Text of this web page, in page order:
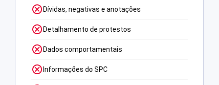
Dívidas, negativas e anotações
Detalhamento de protestos
Dados comportamentais
Informações do SPC